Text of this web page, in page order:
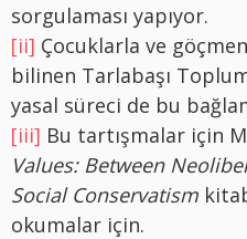
sorgulaması yapıyor.
[ii] Çocuklarla ve
bilinen Tarlabaşı
yasal süreci de bu
[iii] Bu tartışmalar için
Values: Between
Social Conservatism
okumalar için.